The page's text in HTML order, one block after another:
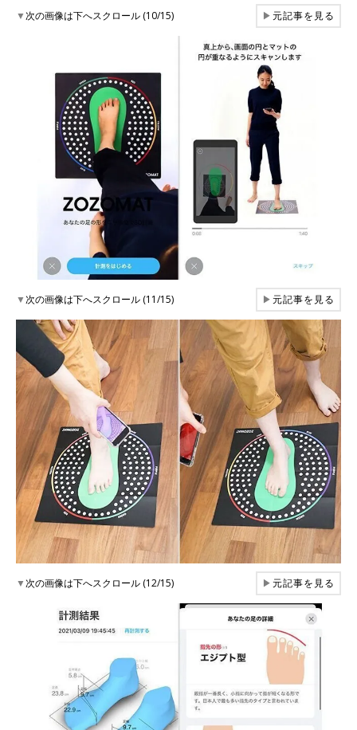
▼次の画像は下へスクロール (10/15) ▶元記事を見る
▼次の画像は下へスクロール (11/15) ▶元記事を見る
▼次の画像は下へスクロール (12/15) ▶元記事を見る